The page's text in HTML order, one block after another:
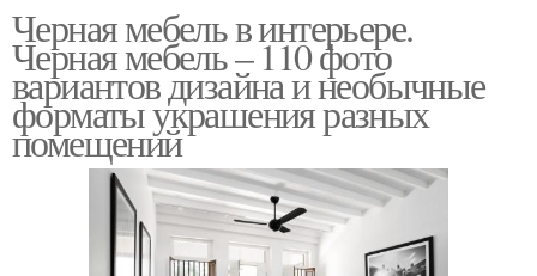
Черная мебель в интерьере.
Черная мебель – 110 фото
вариантов дизайна и необычные
форматы украшения разных
помещений